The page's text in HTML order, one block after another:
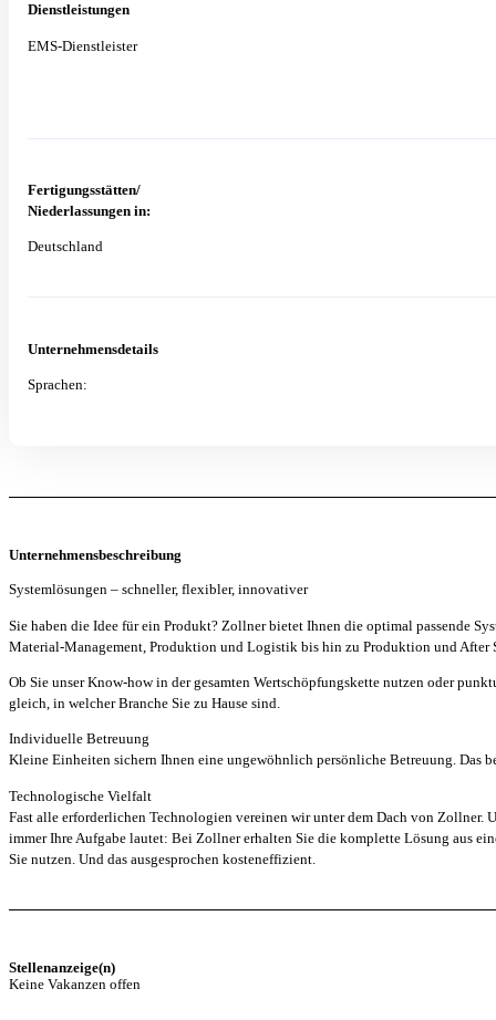
Dienstleistungen
EMS-Dienstleister
Fertigungsstätten/
Niederlassungen in:
Deutschland
Unternehmensdetails
Sprachen:
Unternehmensbeschreibung
Systemlösungen – schneller, flexibler, innovativer
Sie haben die Idee für ein Produkt? Zollner bietet Ihnen die optimal passende
Material-Management, Produktion und Logistik bis hin zu Produktion und After
Ob Sie unser Know-how in der gesamten Wertschöpfungskette nutzen oder
gleich, in welcher Branche Sie zu Hause sind.
Individuelle Betreuung
Kleine Einheiten sichern Ihnen eine ungewöhnlich persönliche Betreuung. Das
Technologische Vielfalt
Fast alle erforderlichen Technologien vereinen wir unter dem Dach von Zollner.
immer Ihre Aufgabe lautet: Bei Zollner erhalten Sie die komplette Lösung aus
Sie nutzen. Und das ausgesprochen kosteneffizient.
Stellenanzeige(n)
Keine Vakanzen offen